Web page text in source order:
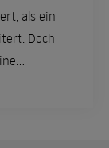
als ein
Doch